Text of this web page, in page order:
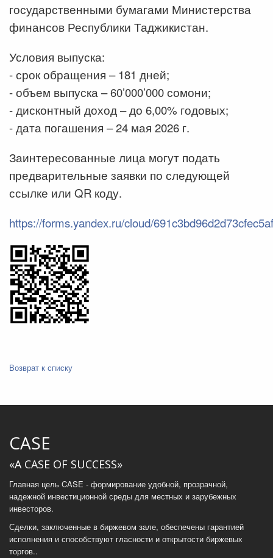
государственными бумагами Министерства
финансов Республики Таджикистан.
Условия выпуска:
- срок обращения – 181 дней;
- объем выпуска – 60’000’000 сомони;
- дисконтный доход – до 6,00% годовых;
- дата погашения – 24 мая 2026 г.
Заинтересованные лица могут подать
предварительные заявки по следующей
ссылке или QR коду.
https://forms.yandex.ru/cloud/
Возврат к списку
CASE
«A CASE OF SUCCESS»
Главная цель CASE - формирование удобной, прозрачной,
надежной инвестиционной среды для местных и зарубежных
инвесторов.
Сделки, заключенные в биржевом зале, обеспечены гарантией
исполнения и способствуют гласности и открытости биржевых
торгов..